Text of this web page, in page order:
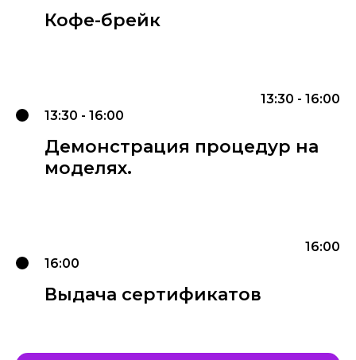
Кофе-брейк
13:30 - 16:00
13:30 - 16:00
Демонстрация процедур на
моделях.
16:00
16:00
Выдача сертификатов